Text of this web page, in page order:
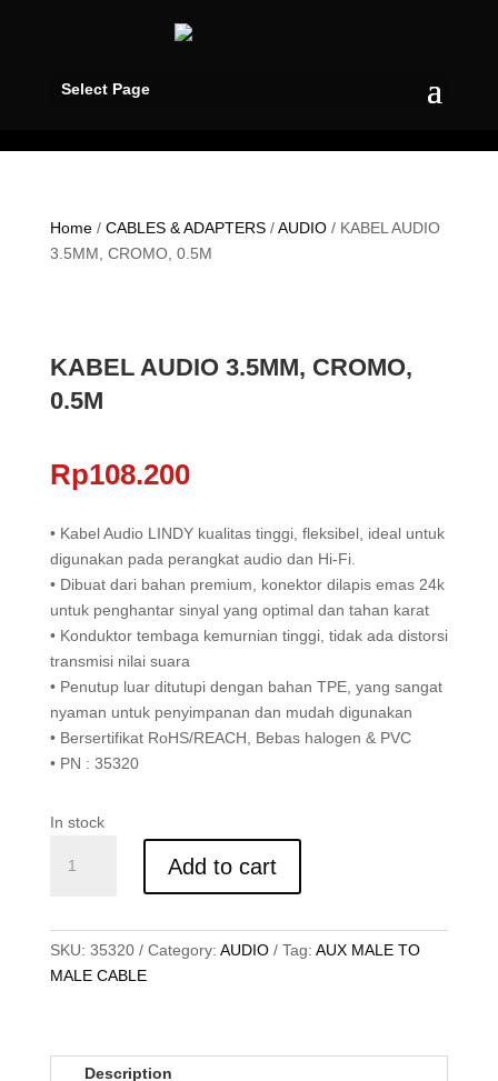
Select Page
Home/ CABLES & ADAPTERS/AUDIO/ KABEL AUDIO
3.5MM, CROMO, 0.5M
KABEL AUDIO 3.5MM, CROMO,
0.5M
Rp108.200
• Kabel Audio LINDY kualitas tinggi, fleksibel, ideal untuk
digunakan pada perangkat audio dan Hi-Fi.
• Dibuat dari bahan premium, konektor dilapis emas 24k
untuk penghantar sinyal yang optimal dan tahan karat
• Konduktor tembaga kemurnian tinggi, tidak ada distorsi
transmisi nilai suara
• Penutup luar ditutupi dengan bahan TPE, yang sangat
nyaman untuk penyimpanan dan mudah digunakan
• Bersertifikat RoHS/REACH, Bebas halogen & PVC
• PN : 35320
In stock
AUDIO
0.5M
quantity
Add to cart
SKU: 35320 Category: AUDIO Tag: AUX MALE TO
MALE CABLE
Description